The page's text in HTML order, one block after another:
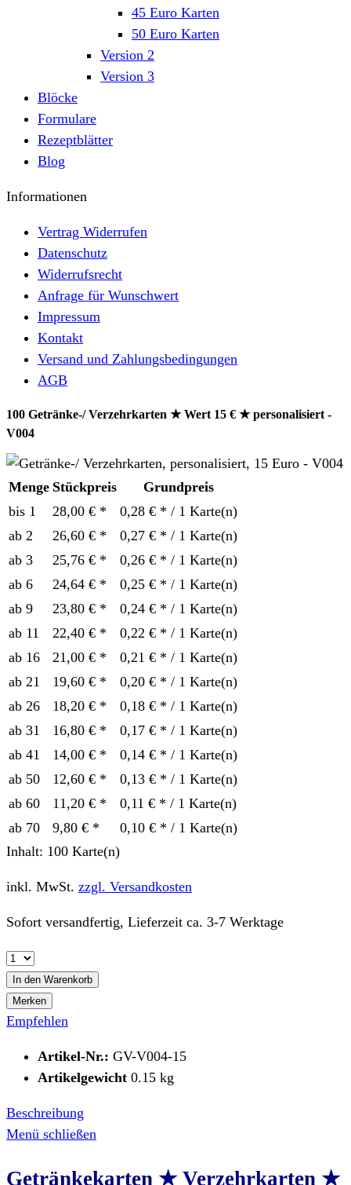
45 Euro Karten
50 Euro Karten
Version 2
Version 3
Blöcke
Formulare
Rezeptblätter
Blog
Informationen
Vertrag Widerrufen
Datenschutz
Widerrufsrecht
Anfrage für Wunschwert
Impressum
Kontakt
Versand und Zahlungsbedingungen
AGB
100 Getränke-/ Verzehrkarten ★ Wert 15 € ★ personalisiert -
V004
Menge Stückpreis
Grundpreis
bis 1 28,00 € *
0,28 € * / 1 Karte(n)
ab 2 26,60 € *
0,27 € * / 1 Karte(n)
ab 3 25,76 € *
0,26 € * / 1 Karte(n)
ab 6 24,64 € *
0,25 € * / 1 Karte(n)
ab 9 23,80 € *
0,24 € * / 1 Karte(n)
ab 11 22,40 € *
0,22 € * / 1 Karte(n)
ab 16 21,00 € *
0,21 € * / 1 Karte(n)
ab 21 19,60 € *
0,20 € * / 1 Karte(n)
ab 26 18,20 € *
0,18 € * / 1 Karte(n)
ab 31 16,80 € *
0,17 € * / 1 Karte(n)
ab 41 14,00 € *
0,14 € * / 1 Karte(n)
ab 50 12,60 € *
0,13 € * / 1 Karte(n)
ab 60 11,20 € *
0,11 € * / 1 Karte(n)
ab 70 9,80 € *
0,10 € * / 1 Karte(n)
Inhalt: 100 Karte(n)
inkl. MwSt. zzgl. Versandkosten
Sofort versandfertig, Lieferzeit ca. 3-7 Werktage
In den Warenkorb
Merken
Empfehlen
Artikel-Nr.: GV-V004-15
Artikelgewicht 0.15 kg
Beschreibung
Menü schließen
Getränkekarten ★ Verzehrkarten ★